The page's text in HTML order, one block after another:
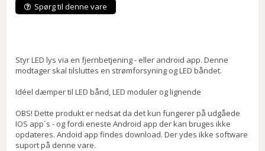
Spørg til denne vare
Styr LED lys via en fjernbetjening - eller android app. Denne
modtager skal tilsluttes en strømforsyning og LED båndet.
Idéel dæmper til LED bånd, LED moduler og lignende
OBS! Dette produkt er nedsat da det kun fungerer på udgåede
IOS app´s - og fordi eneste Android app der kan bruges ikke
opdateres. Andoid app findes download. Der ydes ikke software
suport på denne vare.